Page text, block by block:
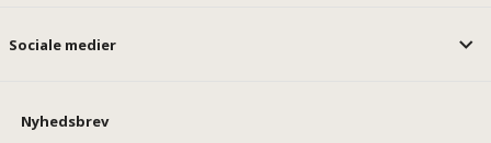
Sociale medier
Nyhedsbrev